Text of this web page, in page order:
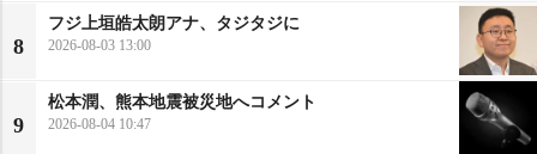
8
フジ上垣皓太朗アナ、タジタジに
2026-08-03 13:00
9
松本潤、熊本地震被災地へコメント
2026-08-04 10:47